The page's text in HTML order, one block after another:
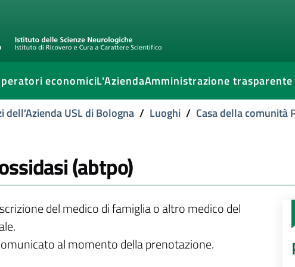
economiciL'AziendaAmministrazione trasparente
dell'Azienda USL di Bologna / Luoghi / Casa della comunità
(abtpo)
del medico di famiglia o altro medico del
al momento della prenotazione.